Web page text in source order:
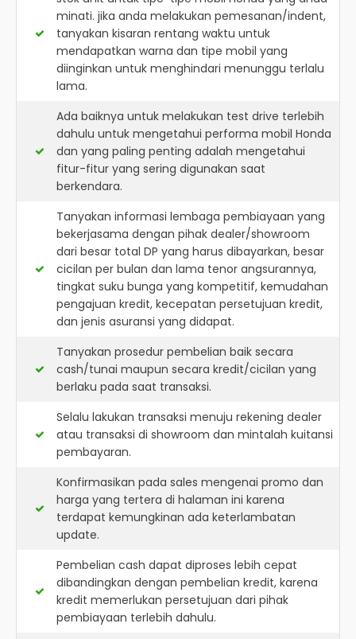
minati. jika anda melakukan pemesanan/indent,
tanyakan kisaran rentang waktu untuk
mendapatkan warna dan tipe mobil yang
diinginkan untuk menghindari menunggu terlalu
lama.
Ada baiknya untuk melakukan test drive terlebih
dahulu untuk mengetahui performa mobil Honda
dan yang paling penting adalah mengetahui
fitur-fitur yang sering digunakan saat
berkendara.
Tanyakan informasi lembaga pembiayaan yang
bekerjasama dengan pihak dealer/showroom
dari besar total DP yang harus dibayarkan, besar
cicilan per bulan dan lama tenor angsurannya,
tingkat suku bunga yang kompetitif, kemudahan
pengajuan kredit, kecepatan persetujuan kredit,
dan jenis asuransi yang didapat.
Tanyakan prosedur pembelian baik secara
cash/tunai maupun secara kredit/cicilan yang
berlaku pada saat transaksi.
Selalu lakukan transaksi menuju rekening dealer
atau transaksi di showroom dan mintalah kuitansi
pembayaran.
Konfirmasikan pada sales mengenai promo dan
harga yang tertera di halaman ini karena
terdapat kemungkinan ada keterlambatan
update.
Pembelian cash dapat diproses lebih cepat
dibandingkan dengan pembelian kredit, karena
kredit memerlukan persetujuan dari pihak
pembiayaan terlebih dahulu.